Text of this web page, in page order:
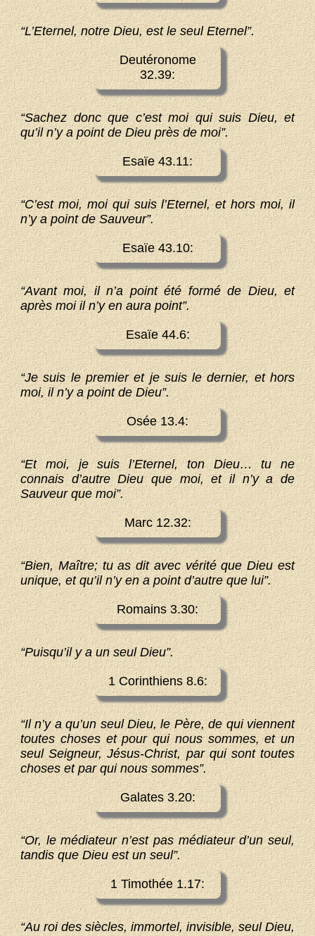
“L’Eternel, notre Dieu, est le seul Eternel”.
Deutéronome
32.39:
“Sachez donc que c’est moi qui suis Dieu, et
qu’il n’y a point de Dieu près de moi”.
Esaïe 43.11:
“C’est moi, moi qui suis l’Eternel, et hors moi, il
n’y a point de Sauveur”.
Esaïe 43.10:
“Avant moi, il n’a point été formé de Dieu, et
après moi il n’y en aura point”.
Esaïe 44.6:
“Je suis le premier et je suis le dernier, et hors
moi, il n’y a point de Dieu”.
Osée 13.4:
“Et moi, je suis l’Eternel, ton Dieu… tu ne
connais d’autre Dieu que moi, et il n’y a de
Sauveur que moi”.
Marc 12.32:
“Bien, Maître; tu as dit avec vérité que Dieu est
unique, et qu’il n’y en a point d’autre que lui”.
Romains 3.30:
“Puisqu’il y a un seul Dieu”.
1 Corinthiens 8.6:
“Il n’y a qu’un seul Dieu, le Père, de qui viennent
toutes choses et pour qui nous sommes, et un
seul Seigneur, Jésus-Christ, par qui sont toutes
choses et par qui nous sommes”.
Galates 3.20:
“Or, le médiateur n’est pas médiateur d’un seul,
tandis que Dieu est un seul”.
1 Timothée 1.17:
“Au roi des siècles, immortel, invisible, seul Dieu,